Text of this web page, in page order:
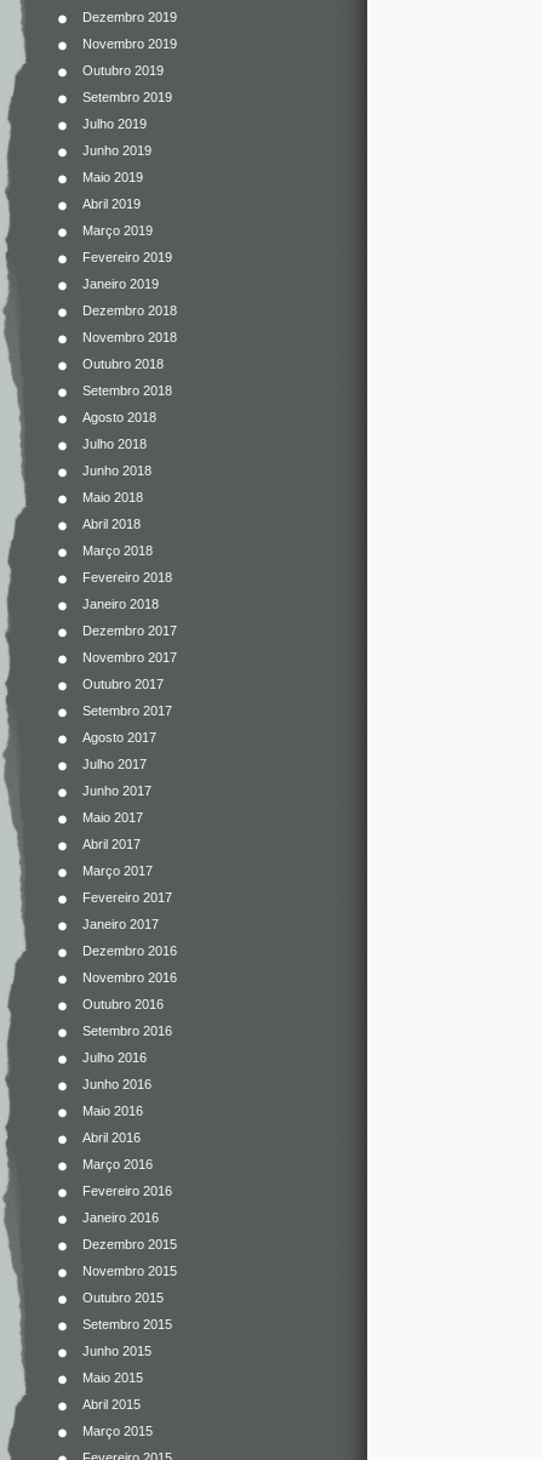
Dezembro 2019
Novembro 2019
Outubro 2019
Setembro 2019
Julho 2019
Junho 2019
Maio 2019
Abril 2019
Março 2019
Fevereiro 2019
Janeiro 2019
Dezembro 2018
Novembro 2018
Outubro 2018
Setembro 2018
Agosto 2018
Julho 2018
Junho 2018
Maio 2018
Abril 2018
Março 2018
Fevereiro 2018
Janeiro 2018
Dezembro 2017
Novembro 2017
Outubro 2017
Setembro 2017
Agosto 2017
Julho 2017
Junho 2017
Maio 2017
Abril 2017
Março 2017
Fevereiro 2017
Janeiro 2017
Dezembro 2016
Novembro 2016
Outubro 2016
Setembro 2016
Julho 2016
Junho 2016
Maio 2016
Abril 2016
Março 2016
Fevereiro 2016
Janeiro 2016
Dezembro 2015
Novembro 2015
Outubro 2015
Setembro 2015
Junho 2015
Maio 2015
Abril 2015
Março 2015